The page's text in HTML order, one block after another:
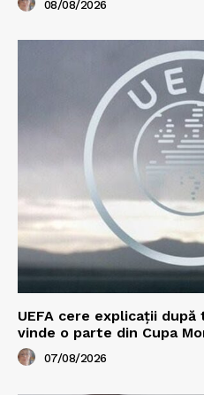
08/08/2026
UEFA cere explicații
vinde o parte din Cupa
07/08/2026